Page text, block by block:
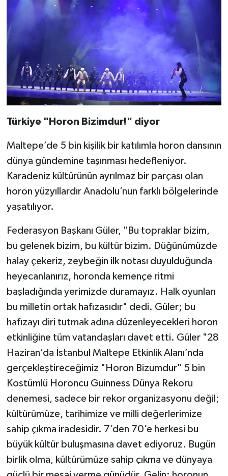
Türkiye "Horon Bizimdur!" diyor
Maltepe’de 5 bin kişilik bir katılımla horon dansının
dünya gündemine taşınması hedefleniyor.
Karadeniz kültürünün ayrılmaz bir parçası olan
horon yüzyıllardır Anadolu’nun farklı bölgelerinde
yaşatılıyor.
Federasyon Başkanı Güler, "Bu topraklar bizim,
bu gelenek bizim, bu kültür bizim. Düğünümüzde
halay çekeriz, zeybeğin ilk notası duyulduğunda
heyecanlanırız, horonda kemençe ritmi
başladığında yerimizde duramayız. Halk oyunları
bu milletin ortak hafızasıdır" dedi. Güler; bu
hafızayı diri tutmak adına düzenleyecekleri horon
etkinliğine tüm vatandaşları davet etti. Güler "28
Haziran’da İstanbul Maltepe Etkinlik Alanı’nda
gerçekleştireceğimiz "Horon Bizumdur" 5 bin
Kostümlü Horoncu Guinness Dünya Rekoru
denemesi, sadece bir rekor organizasyonu değil;
kültürümüze, tarihimize ve milli değerlerimize
sahip çıkma iradesidir. 7’den 70’e herkesi bu
büyük kültür buluşmasına davet ediyoruz. Bugün
birlik olma, kültürümüze sahip çıkma ve dünyaya